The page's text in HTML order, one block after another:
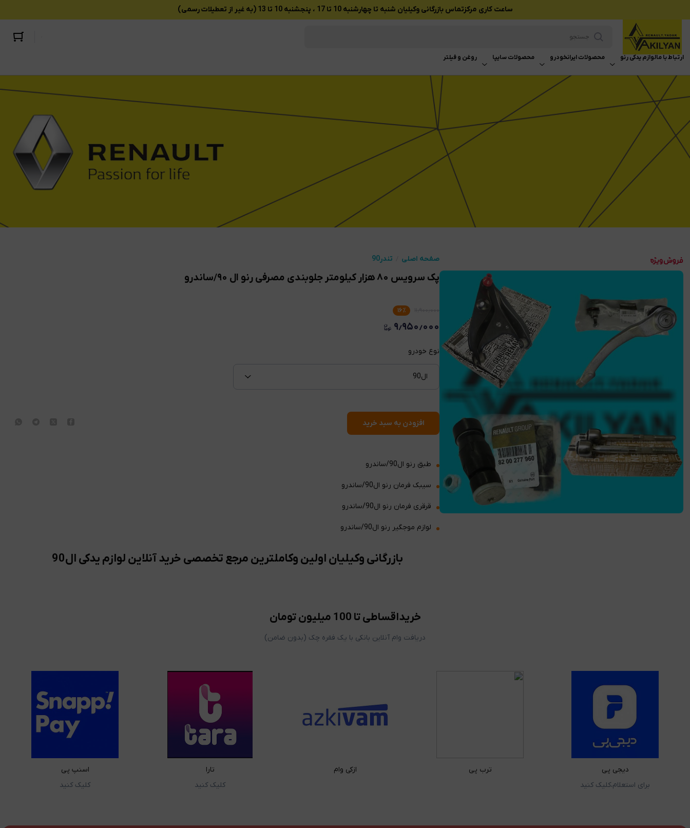
ساعت کاری مرکزتماس بازرگانی وکیلیان شنبه تا چهارشنبه 10 تا 17 ، پنجشنبه 10 تا 13 (به غیر از تعطیلات رسمی)
ارتباط با مالوازم یدکی رنو محصولات ایرانخودرو محصولات سایپا روغن و فیلتر
صفحه اصلی تندر90
پک سرویس ۸۰ هزار کیلومتر جلوبندی مصرفی رنو ال ۹۰/ساندرو
۱۶٪
۹٫۹۵۰٫۰۰۰
نوع خودرو
ال90
افزودن به سبد خرید
طبق رنو ال90/ساندرو
سیبک فرمان رنو ال90/ساندرو
قرقری فرمان رنو ال90/ساندرو
لوازم موجگیر رنو ال90/ساندرو
بازرگانی وکیلیان اولین وکاملترین مرجع تخصصی خرید آنلاین لوازم یدکی ال90
خریداقساطی تا 100 میلیون تومان
دریافت وام آنلاین بانکی با یک فقره چک (بدون ضامن)
دیجی پی
برای استعلام،کلیک کنید
ترب پی ازکی وام
تارا
کلیک کنید
اسنپ پی
کلیک کنید